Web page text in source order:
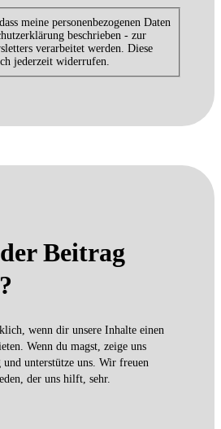
meine personenbezogenen Daten
beschrieben - zur
verarbeitet werden. Diese
jederzeit widerrufen.
Beitrag
wenn dir unsere Inhalte einen
Wenn du magst, zeige uns
und unterstütze uns. Wir freuen
der uns hilft, sehr.